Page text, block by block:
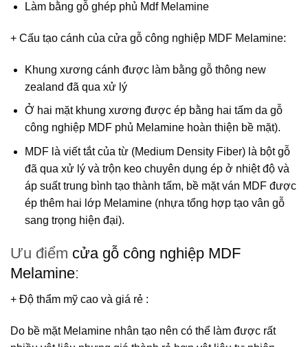
Làm bằng gỗ ghép phủ Mdf Melamine
+ Cấu tạo cánh của cửa gỗ công nghiệp MDF Melamine:
Khung xương cánh được làm bằng gỗ thông new
zealand đã qua xử lý
Ở hai mặt khung xương được ép bằng hai tấm da gỗ
công nghiệp MDF phủ Melamine hoàn thiện bề mặt).
MDFlà viết tắt của từ (Medium Density Fiber) là bột gỗ
đã qua xử lý và trộn keo chuyên dụng ép ở nhiệt độ và
áp suất trung bình tạo thành tấm, bề mặt ván MDF được
ép thêm hai lớp Melamine (nhựa tổng hợp tạo vân gỗ
sang trọng hiện đại).
Ưu điểm cửa gỗ công nghiệp MDF
Melamine:
+ Độ thẩm mỹ cao và giá rẻ :
Do bề mặt Melamine nhân tạo nên có thể làm được rất